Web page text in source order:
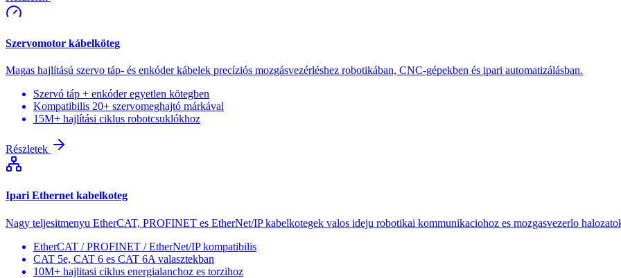
Szervomotor kábelköteg
Magas hajlítású szervo táp- és enkóder kábelek precíziós mozgásvezérléshez robotikában, CNC-gépekben és ipari automatizálásban.
Szervó táp + enkóder egyetlen kötegben
Kompatibilis 20+ szervomeghajtó márkával
15M+ hajlítási ciklus robotcsuklókhoz
Részletek
Ipari Ethernet kabelkoteg
Nagy teljesitmenyu EtherCAT, PROFINET es EtherNet/IP kabelkotegek valos ideju robotikai kommunikaciohoz es mozgasvezerlo
EtherCAT / PROFINET / EtherNet/IP kompatibilis
CAT 5e, CAT 6 es CAT 6A valasztekban
10M+ hajlitasi ciklus energialanchoz es torzihoz